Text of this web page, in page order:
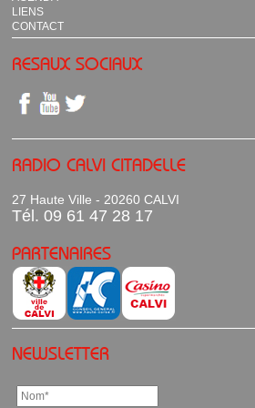
LIENS
CONTACT
RESAUX SOCIAUX
RADIO CALVI CITADELLE
27 Haute Ville - 20260 CALVI
Tél. 09 61 47 28 17
PARTENAIRES
NEWSLETTER